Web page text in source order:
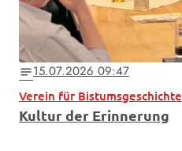
notes15.07.2026 09:47
Verein für Bistumsgeschichte
Kultur der Erinnerung